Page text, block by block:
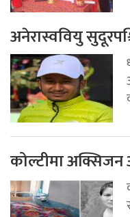
अनेरास्ववियु
कोल्टीमा